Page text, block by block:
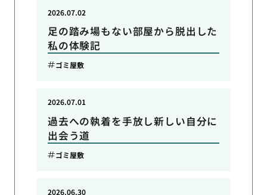
足の踏み場もない部屋から脱出した
私の体験記
2026.07.02
ゴミ屋敷
過去への執着を手放し新しい自分に
出会う道
2026.07.01
ゴミ屋敷
2026.06.30